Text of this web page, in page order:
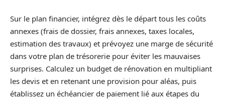
Sur le plan financier, intégrez dès le départ tous les coûts
annexes (frais de dossier, frais annexes, taxes locales,
estimation des travaux) et prévoyez une marge de sécurité
dans votre plan de trésorerie pour éviter les mauvaises
surprises. Calculez un budget de rénovation en multipliant
les devis et en retenant une provision pour aléas, puis
établissez un échéancier de paiement lié aux étapes du